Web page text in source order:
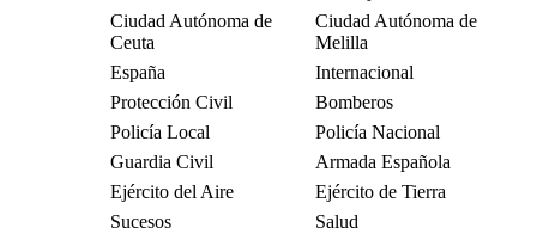
Ciudad Autónoma de
Ceuta
Ciudad Autónoma de
Melilla
España
Internacional
Protección Civil
Bomberos
Policía Local
Policía Nacional
Guardia Civil
Armada Española
Ejército del Aire
Ejército de Tierra
Sucesos
Salud